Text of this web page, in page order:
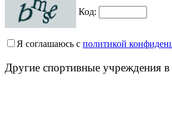
Код:
Я соглашаюсь с политикой
Другие спортивные учреждения